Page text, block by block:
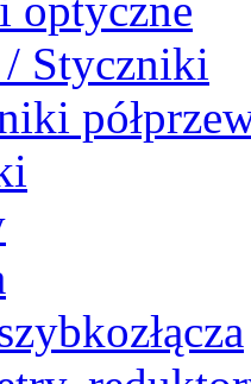
Styczniki